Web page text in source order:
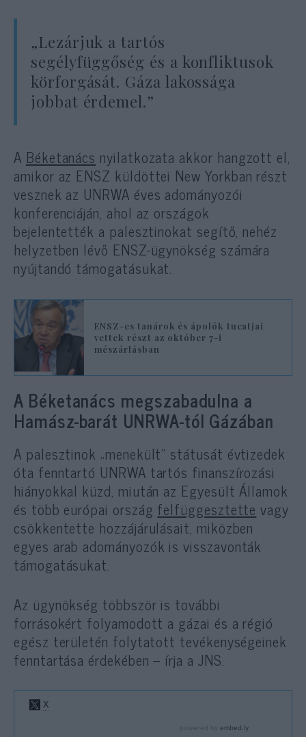
„Lezárjuk a tartós
segélyfüggőség és a konfliktusok
körforgását. Gáza lakossága
jobbat érdemel.”
A Béketanács nyilatkozata akkor hangzott el,
amikor az ENSZ küldöttei New Yorkban részt
vesznek az UNRWA éves adományozói
konferenciáján, ahol az országok
bejelentették a palesztinokat segítő, nehéz
helyzetben lévő ENSZ-ügynökség számára
nyújtandó támogatásukat.
ENSZ-es tanárok és ápolók tucatjai
vettek részt az október 7-i
mészárlásban
A Béketanács megszabadulna a
Hamász-barát UNRWA-tól Gázában
A palesztinok „menekült” státusát évtizedek
óta fenntartó UNRWA tartós finanszírozási
hiányokkal küzd, miután az Egyesült Államok
és több európai ország felfüggesztette vagy
csökkentette hozzájárulásait, miközben
egyes arab adományozók is visszavonták
támogatásukat.
Az ügynökség többször is további
forrásokért folyamodott a gázai és a régió
egész területén folytatott tevékenységeinek
fenntartása érdekében – írja a JNS.